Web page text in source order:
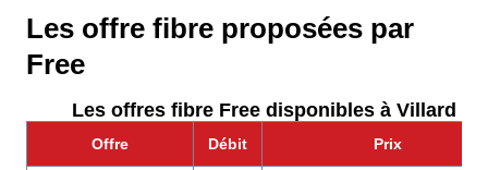
Les offre fibre proposées par
Free
Les offres fibre Free disponibles à Villard :
Offre Débit Prix